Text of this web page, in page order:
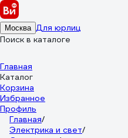
Москва Для юрлиц
Поиск в каталоге
Главная
Каталог
Корзина
Избранное
Профиль
Главная/
Электрика и свет/